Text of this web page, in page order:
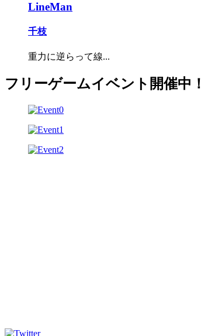
LineMan
千枝
重力に逆らって線...
フリーゲームイベント開催中！